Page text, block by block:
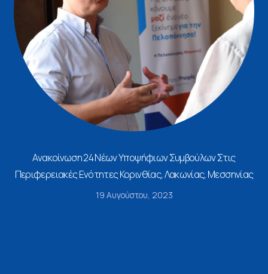
Ανακοίνωση 24 Νέων Υποψήφιων Συμβούλων Στις
Περιφερειακές Ενότητες Κορινθίας, Λακωνίας, Μεσσηνίας
19 Αυγούστου, 2023